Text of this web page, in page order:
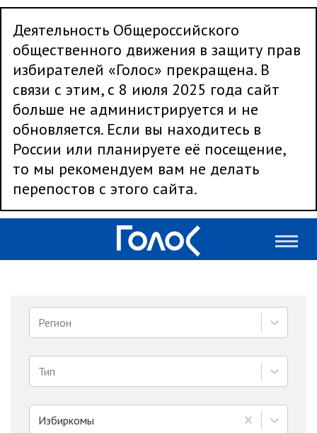
Деятельность Общероссийского
общественного движения в защиту прав
избирателей «Голос» прекращена. В
связи с этим, с 8 июля 2025 года сайт
больше не администрируется и не
обновляется. Если вы находитесь в
России или планируете её посещение,
то мы рекомендуем вам не делать
перепостов с этого сайта.
Регион
Тип
Избиркомы